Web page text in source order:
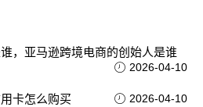
，亚马逊跨境电商的创始人是谁
2026-04-10
卡怎么购买 2026-04-10